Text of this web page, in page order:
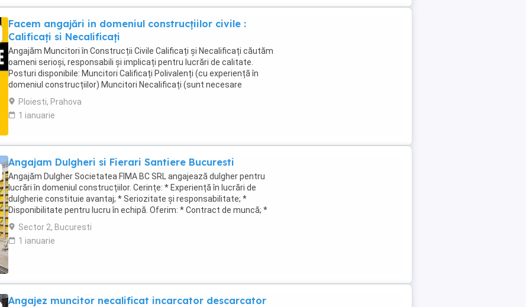
Facem angajări in domeniul construcțiilor civile :
Calificați si Necalificați
Angajăm Muncitori în Construcții Civile Calificați și Necalificați căutăm
oameni serioși, responsabili și implicați pentru lucrări de calitate.
Posturi disponibile: Muncitori Calificați Polivalenți (cu experiență în
domeniul construcțiilor) Muncitori Necalificați (sunt necesare
cunoștințe de bază ...
Ploiesti, Prahova
1 ianuarie
Angajam Dulgheri si Fierari Santiere Bucuresti
Angajăm Dulgher Societatea FIMA BC SRL angajează dulgher pentru
lucrări în domeniul construcțiilor. Cerințe: * Experiență în lucrări de
dulgherie constituie avantaj; * Seriozitate și responsabilitate; *
Disponibilitate pentru lucru în echipă. Oferim: * Contract de muncă; *
Salariu motivant, plătit ...
Sector 2, Bucuresti
1 ianuarie
Angajez muncitor necalificat incarcator descarcator